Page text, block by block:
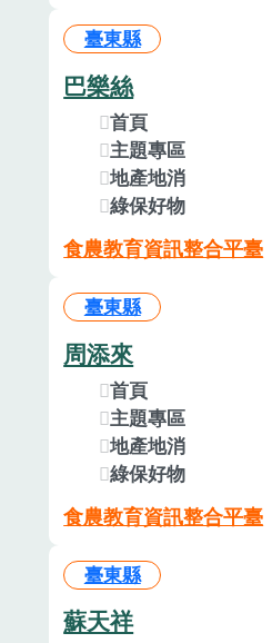
臺東縣
巴樂絲
首頁
主題專區
地產地消
綠保好物
食農教育資訊整合平臺
臺東縣
周添來
首頁
主題專區
地產地消
綠保好物
食農教育資訊整合平臺
臺東縣
蘇天祥